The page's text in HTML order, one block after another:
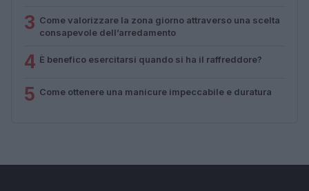
3 Come valorizzare la zona giorno attraverso una scelta
consapevole dell’arredamento
4 È benefico esercitarsi quando si ha il raffreddore?
5 Come ottenere una manicure impeccabile e duratura